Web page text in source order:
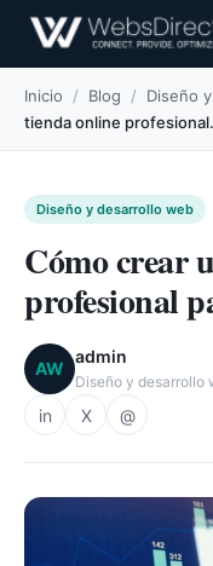
Inicio / Blog / Diseño
tienda online
Diseño y desarrollo web
Cómo crear
profesional
AW
admin
Diseño y desarrollo
in X @